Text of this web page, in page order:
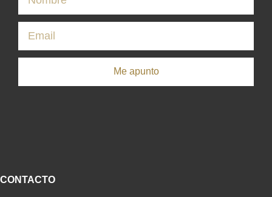
Me apunto
CONTACTO